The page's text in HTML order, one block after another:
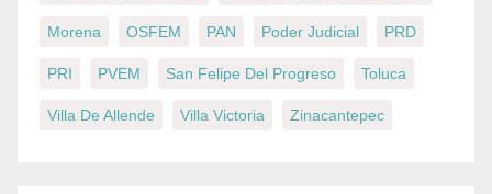
Morena OSFEM PAN Poder Judicial PRD
PRI PVEM San Felipe Del Progreso Toluca
Villa De Allende Villa Victoria Zinacantepec